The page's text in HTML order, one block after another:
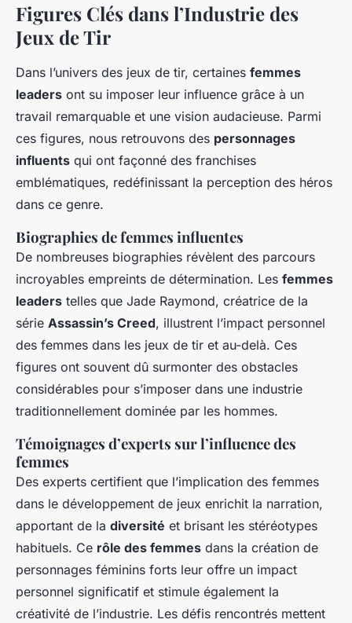
Figures Clés dans l’Industrie des
Jeux de Tir
Dans l’univers des jeux de tir, certaines femmes
leaders ont su imposer leur influence grâce à un
travail remarquable et une vision audacieuse. Parmi
ces figures, nous retrouvons des personnages
influents qui ont façonné des franchises
emblématiques, redéfinissant la perception des héros
dans ce genre.
Biographies de femmes influentes
De nombreuses biographies révèlent des parcours
incroyables empreints de détermination. Les femmes
leaders telles que Jade Raymond, créatrice de la
série Assassin’s Creed, illustrent l’impact personnel
des femmes dans les jeux de tir et au-delà. Ces
figures ont souvent dû surmonter des obstacles
considérables pour s’imposer dans une industrie
traditionnellement dominée par les hommes.
Témoignages d’experts sur l’influence des
femmes
Des experts certifient que l’implication des femmes
dans le développement de jeux enrichit la narration,
apportant de la diversité et brisant les stéréotypes
habituels. Ce rôle des femmes dans la création de
personnages féminins forts leur offre un impact
personnel significatif et stimule également la
créativité de l’industrie. Les défis rencontrés mettent